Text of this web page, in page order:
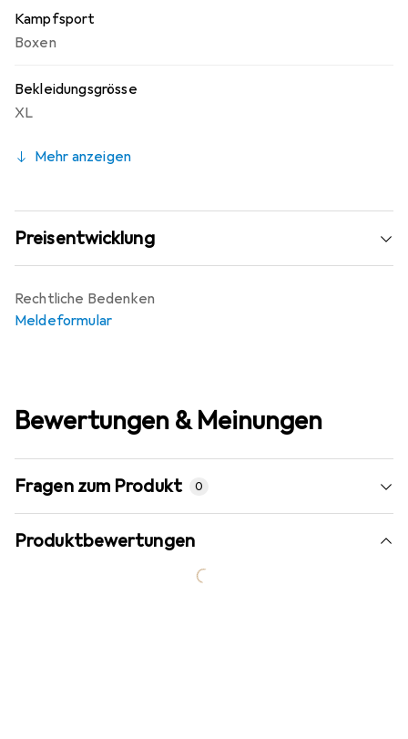
Kampfsport
Boxen
Bekleidungsgrösse
XL
Mehr anzeigen
Preisentwicklung
Rechtliche Bedenken
Meldeformular
Bewertungen & Meinungen
Fragen zum Produkt 0
Produktbewertungen